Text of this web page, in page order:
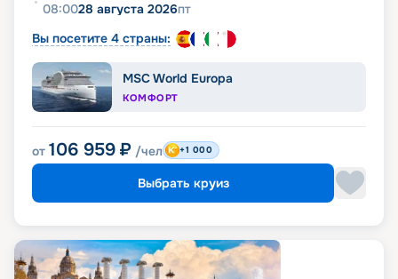
08:0028 августа 2026пт
Вы посетите 4 страны:
MSC World Europa
КОМФОРТ
от 106 959 ₽ /чел +1 000
Выбрать круиз